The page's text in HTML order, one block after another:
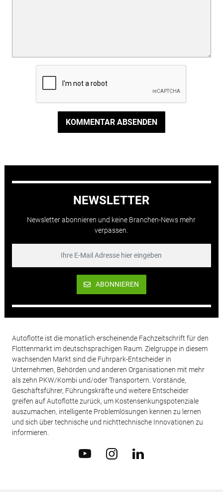
KOMMENTAR ABSENDEN
NEWSLETTER
Newsletter abonnieren und keine Branchen-News mehr
verpassen.
ABONNIEREN
Autoflotte ist die monatlich erscheinende Fachzeitschrift für den
Flottenmarkt im deutschsprachigen Raum. Zielgruppe in diesem
wachsenden Markt sind die Fuhrpark-Entscheider in
Unternehmen, Behörden und anderen Organisationen mit mehr
als zehn PKW/Kombi und/oder Transportern. Vorstände,
Geschäftsführer, Führungskräfte und weitere Entscheider
greifen auf Autoflotte zurück, um Kostensenkungspotenziale
auszumachen, intelligente Problemlösungen kennen zu lernen
und sich über technische und nichttechnische Innovationen zu
informieren.